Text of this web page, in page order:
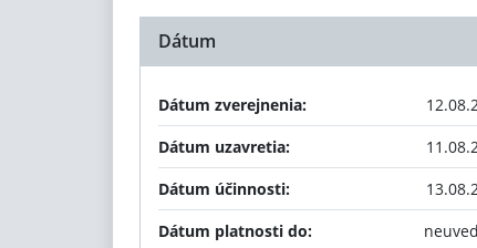
Dátum
Dátum zverejnenia:
Dátum uzavretia:
Dátum účinnosti:
Dátum platnosti do: